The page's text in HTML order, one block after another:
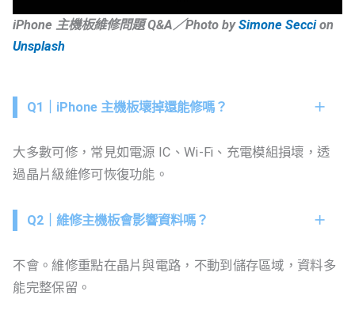
iPhone 主機板維修問題 Q&A／Photo bySimone Seccion
Unsplash
Q1｜iPhone 主機板壞掉還能修嗎？
大多數可修，常見如電源 IC、Wi-Fi、充電模組損壞，透
過晶片級維修可恢復功能。
Q2｜維修主機板會影響資料嗎？
不會。維修重點在晶片與電路，不動到儲存區域，資料多
能完整保留。